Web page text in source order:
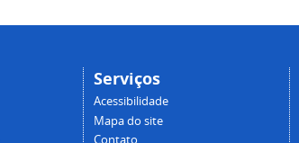
Serviços
Acessibilidade
Mapa do site